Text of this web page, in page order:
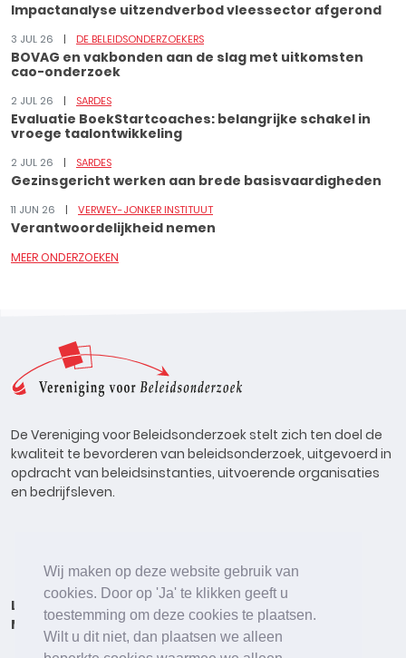
Wij maken op deze website gebruik van
cookies. Door op 'Ja' te klikken geeft u
toestemming om deze cookies te plaatsen.
Wilt u dit niet, dan plaatsen we alleen
Impactanalyse uitzendverbod vleessector afgerond
3 JUL 26 DE BELEIDSONDERZOEKERS
BOVAG en vakbonden aan de slag met uitkomsten
cao-onderzoek
2 JUL 26 SARDES
Evaluatie BoekStartcoaches: belangrijke schakel in
vroege taalontwikkeling
2 JUL 26 SARDES
Gezinsgericht werken aan brede basisvaardigheden
11 JUN 26 VERWEY-JONKER INSTITUUT
Verantwoordelijkheid nemen
MEER ONDERZOEKEN
De Vereniging voor Beleidsonderzoek stelt zich ten doel de
kwaliteit te bevorderen van beleidsonderzoek, uitgevoerd in
opdracht van beleidsinstanties, uitvoerende organisaties
en bedrijfsleven.
Lid worden Onderzoeken Agenda
Vacatures
Meldpunt Beleidsonderzoek Online